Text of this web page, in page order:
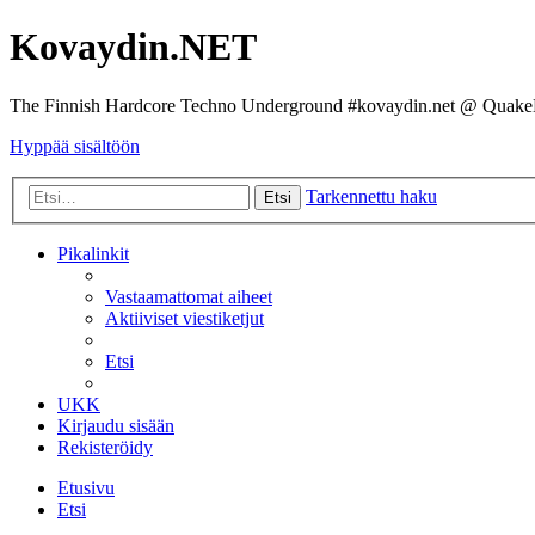
Kovaydin.NET
The Finnish Hardcore Techno Underground #kovaydin.net @
Hyppää sisältöön
Etsi Tarkennettu haku
Pikalinkit
Vastaamattomat aiheet
Aktiiviset viestiketjut
Etsi
UKK
Kirjaudu sisään
Rekisteröidy
Etusivu
Etsi